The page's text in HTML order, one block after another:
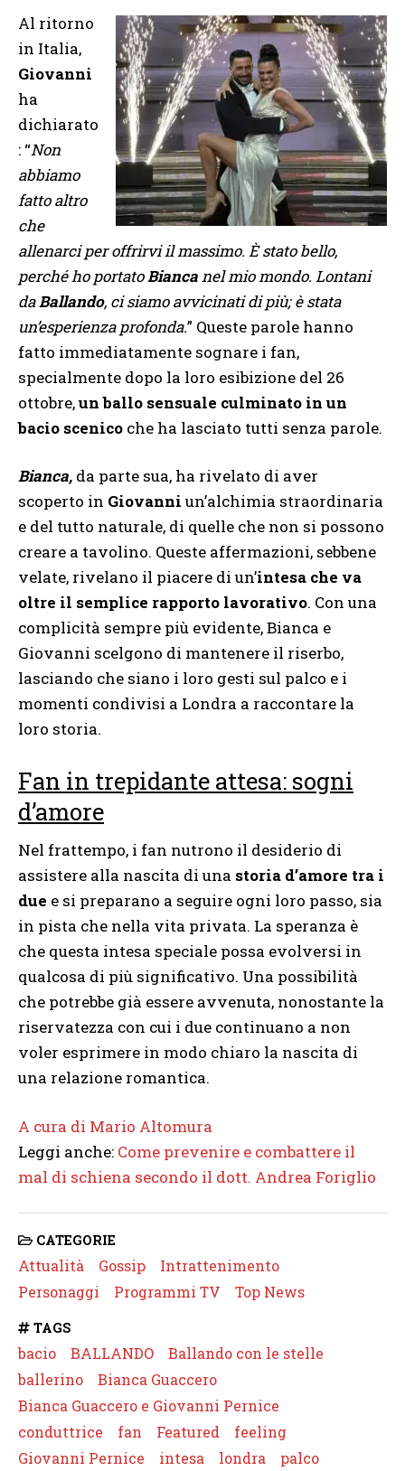
Al ritorno
in Italia,
Giovanni
ha
dichiarato
: “Non
abbiamo
fatto altro
che
allenarci per offrirvi il massimo. È stato bello,
perché ho portatoBianca nel mio mondo. Lontani
daBallando, ci siamo avvicinati di più; è stata
un’esperienza profonda.” Queste parole hanno
fatto immediatamente sognare i fan,
specialmente dopo la loro esibizione del 26
ottobre,un ballo sensuale culminato in un
bacio scenico che ha lasciato tutti senza parole.
Bianca, da parte sua, ha rivelato di aver
scoperto in Giovanni un’alchimia straordinaria
e del tutto naturale, di quelle che non si possono
creare a tavolino. Queste affermazioni, sebbene
velate, rivelano il piacere di un’intesa che va
oltre il semplice rapporto lavorativo. Con una
complicità sempre più evidente, Bianca e
Giovanni scelgono di mantenere il riserbo,
lasciando che siano i loro gesti sul palco e i
momenti condivisi a Londra a raccontare la
loro storia.
Fan in trepidante attesa: sogni
d’amore
Nel frattempo, i fan nutrono il desiderio di
assistere alla nascita di una storia d’amore tra i
due e si preparano a seguire ogni loro passo, sia
in pista che nella vita privata. La speranza è
che questa intesa speciale possa evolversi in
qualcosa di più significativo. Una possibilità
che potrebbe già essere avvenuta, nonostante la
riservatezza con cui i due continuano a non
voler esprimere in modo chiaro la nascita di
una relazione romantica.
A cura di Mario Altomura
Leggi anche: Come prevenire e combattere il
mal di schiena secondo il dott. Andrea Foriglio
CATEGORIE
Attualità Gossip
Intrattenimento
Personaggi
Programmi TV Top News
TAGS
bacio BALLANDO
Ballando con le stelle
ballerino
Bianca Guaccero
Bianca Guaccero e Giovanni Pernice
conduttrice
fan Featured
feeling
Giovanni Pernice
intesa londra palco